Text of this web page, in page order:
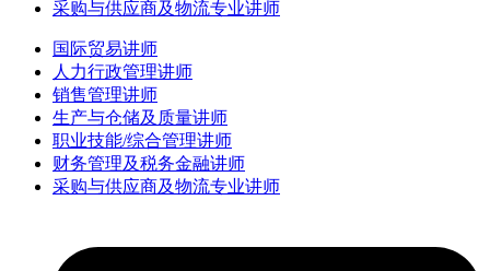
采购与供应商及物流专业讲师
国际贸易讲师
人力行政管理讲师
销售管理讲师
生产与仓储及质量讲师
职业技能/综合管理讲师
财务管理及税务金融讲师
采购与供应商及物流专业讲师